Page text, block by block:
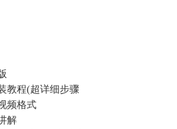
教程(超详细步骤
频格式
解